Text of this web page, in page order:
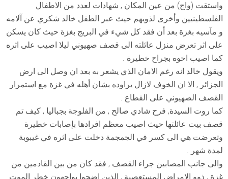
واستقت (واج) من عين المكان , شهادات لعدد من الاطفال
الفلسطينيين وأخرى لذويهم حيث عبر الطفل خالد شكري عن آلامه
و مآسيه بغزة بعد أن فقد كل شيء في البريج بغزة حيث كان يسكن
على اثر تعرض منزل عائلته الى قصف صهيوني ليلا اصيب على اثره
كما اصيب اخوه بجراح خطيرة .
ويقول خالد انه رغم الامان الذي يشعر به بعد ان وصل الى ارض
الجزائر , الا ان الخوف لازال يراوده بشان أهله في غزة مع استمرار
القصف الصهيوني على القطاع .
كما روت السيدة, فرح شادي صالح , من الفلوجة بجباليا , كيف تم
قصف بيت عائلتها حيث اصيب معظم افرادها بإصابات خطيرة
وتعرضت هي الى كسر في الجمجمة دخلت على اثره في غيبوبة
لمدة شهر .
والى جانب المصابين جراء القصف , فقد كان من بين القادمين من
غزة , ذوو الامراض المستعصية , الذين اضحوا يواجهون خطر الموت